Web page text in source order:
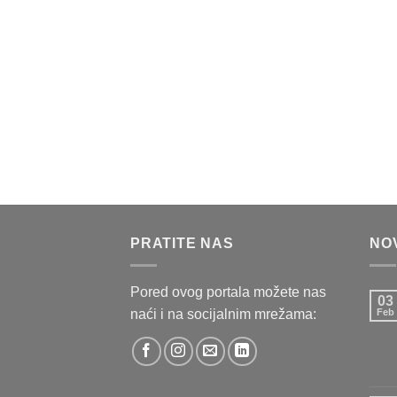
PRATITE NAS
Pored ovog portala možete nas
naći i na socijalnim mrežama:
03
Feb